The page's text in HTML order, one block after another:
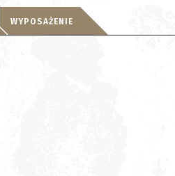
WYPOSAŻENIE